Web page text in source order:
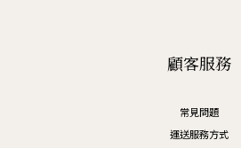
顧客服務
常見問題
運送服務方式